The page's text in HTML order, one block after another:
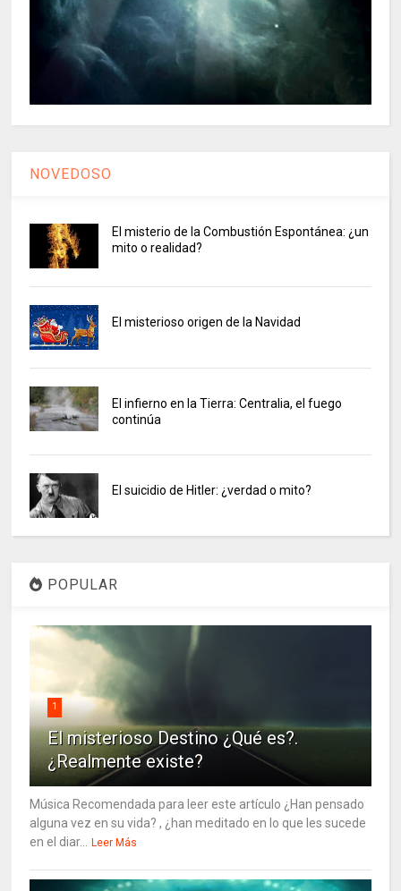
NOVEDOSO
El misterio de la Combustión Espontánea: ¿un
mito o realidad?
El misterioso origen de la Navidad
El infierno en la Tierra: Centralia, el fuego
continúa
El suicidio de Hitler: ¿verdad o mito?
POPULAR
1
El misterioso Destino ¿Qué es?.
¿Realmente existe?
Música Recomendada para leer este artículo ¿Han pensado
alguna vez en su vida? , ¿han meditado en lo que les sucede
en el diar...
Leer Más